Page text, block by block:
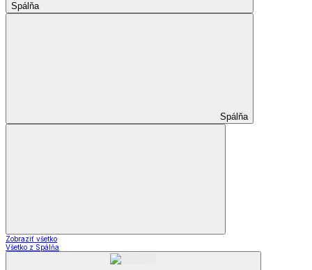
Spálňa
Spálňa
Zobraziť všetko
Všetko z Spálňa